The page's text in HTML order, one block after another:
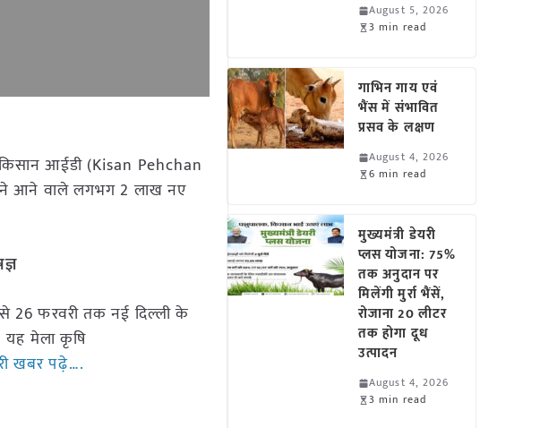
आईडी (Kisan Pehchan
आने वाले लगभग 2 लाख नए
से 26 फरवरी तक नई दिल्ली के
यह मेला कृषि
खबर पढ़े….
August 5, 2026
3 min read
गाभिन गाय एवं
भैंस में संभावित
प्रसव के लक्षण
August 4, 2026
6 min read
मुख्यमंत्री डेयरी
प्लस योजना: 75%
तक अनुदान पर
मिलेंगी मुर्रा भैंसें,
रोजाना 20 लीटर
तक होगा दूध
उत्पादन
August 4, 2026
3 min read